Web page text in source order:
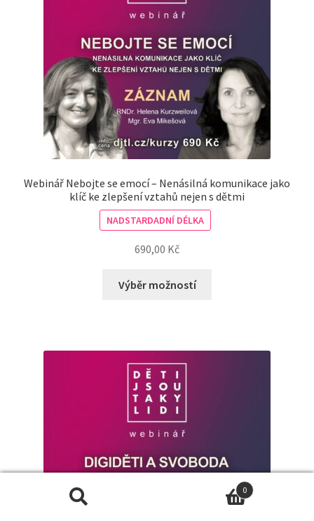
Webinář Nebojte se emocí – Nenásilná komunikace jako
klíč ke zlepšení vztahů nejen s dětmi
NADSTARDADNÍ DÉLKA
690,00 Kč
Výběr možností
0